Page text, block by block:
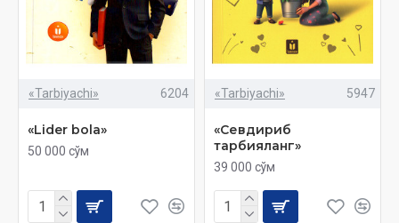
«Tarbiyachi» 6204
«Lider bola»
50 000 сўм
«Tarbiyachi» 5947
«Севдириб
тарбияланг»
39 000 сўм